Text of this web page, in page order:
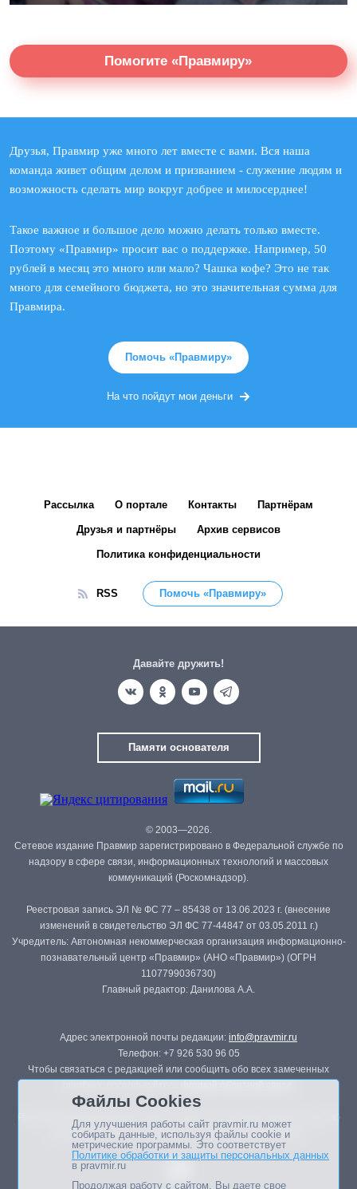
Помогите «Правмиру»
Друзья, Правмир уже много лет вместе с вами. Вся наша
команда живет общим делом и призванием - служение людям и
возможность сделать мир вокруг добрее и милосерднее!
Такое важное и большое дело можно делать только вместе.
Поэтому «Правмир» просит вас о поддержке. Например, 50
рублей в месяц это много или мало? Чашка кофе? Это не так
много для семейного бюджета, но это значительная сумма для
Правмира.
Помочь «Правмиру»
На что пойдут мои деньги
Рассылка О портале Контакты Партнёрам
Друзья и партнёры Архив сервисов
Политика конфиденциальности
RSS Помочь «Правмиру»
Давайте дружить!
Памяти основателя
© 2003—2026.
Сетевое издание Правмир зарегистрировано в Федеральной службе по
надзору в сфере связи, информационных технологий и массовых
коммуникаций (Роскомнадзор).
Реестровая запись ЭЛ № ФС 77 – 85438 от 13.06.2023 г. (внесение
изменений в свидетельство ЭЛ ФС 77-44847 от 03.05.2011 г.)
Учредитель: Автономная некоммерческая организация информационно-
познавательный центр «Правмир» (АНО «Правмир») (ОГРН
1107799036730)
Главный редактор: Данилова А.А.
Адрес электронной почты редакции: info@pravmir.ru
Телефон: +7 926 530 96 05
Чтобы связаться с редакцией или сообщить обо всех замеченных
Републикация материалов сайта в печатных изданиях (книгах, прессе)
возможна только с письменного разрешения редакции.
Файлы Cookies
Для улучшения работы сайт pravmir.ru может
собирать данные, используя файлы cookie и
метрические программы. Это соответствует
Политике обработки и защиты персональных данных
в pravmir.ru
Продолжая работу с сайтом, Вы даете свое